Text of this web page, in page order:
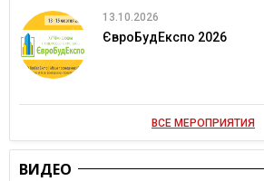
13.10.2026
ЄвроБудЕкспо 2026
ВСЕ МЕРОПРИЯТИЯ
ВИДЕО